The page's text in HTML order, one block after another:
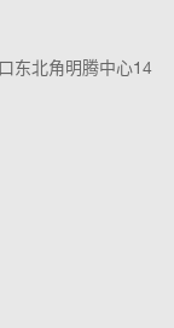
东北角明腾中心14